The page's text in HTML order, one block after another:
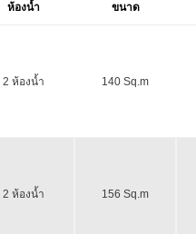
ห้องน้ำ ขนาด
2 ห้องน้ำ 140 Sq.m
2 ห้องน้ำ 156 Sq.m